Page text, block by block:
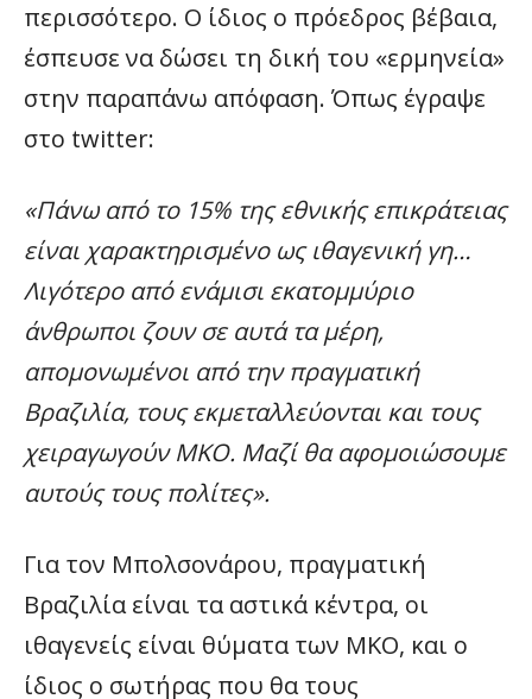
περισσότερο. Ο ίδιος ο πρόεδρος βέβαια,
έσπευσε να δώσει τη δική του «ερμηνεία»
στην παραπάνω απόφαση. Όπως έγραψε
στο twitter:
«Πάνω από το 15% της εθνικής επικράτειας
είναι χαρακτηρισμένο ως ιθαγενική γη…
Λιγότερο από ενάμισι εκατομμύριο
άνθρωποι ζουν σε αυτά τα μέρη,
απομονωμένοι από την πραγματική
Βραζιλία, τους εκμεταλλεύονται και τους
χειραγωγούν ΜΚΟ. Μαζί θα αφομοιώσουμε
αυτούς τους πολίτες».
Για τον Μπολσονάρου, πραγματική
Βραζιλία είναι τα αστικά κέντρα, οι
ιθαγενείς είναι θύματα των ΜΚΟ, και ο
ίδιος ο σωτήρας που θα τους